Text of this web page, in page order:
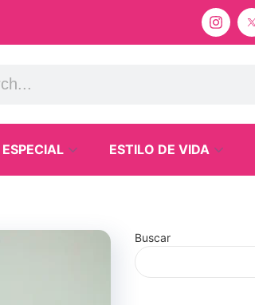
ESPECIAL ESTILO DE VIDA
Buscar